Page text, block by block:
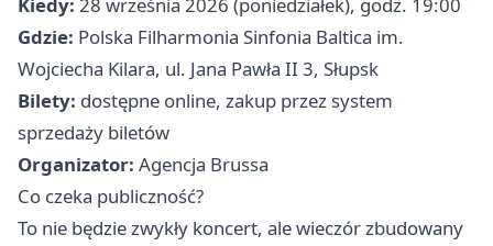
Gdzie: Polska Filharmonia Sinfonia Baltica im.
Wojciecha Kilara, ul. Jana Pawła II 3, Słupsk
Bilety: dostępne online, zakup przez system
sprzedaży biletów
Organizator: Agencja Brussa
Co czeka publiczność?
To nie będzie zwykły koncert, ale wieczór zbudowany